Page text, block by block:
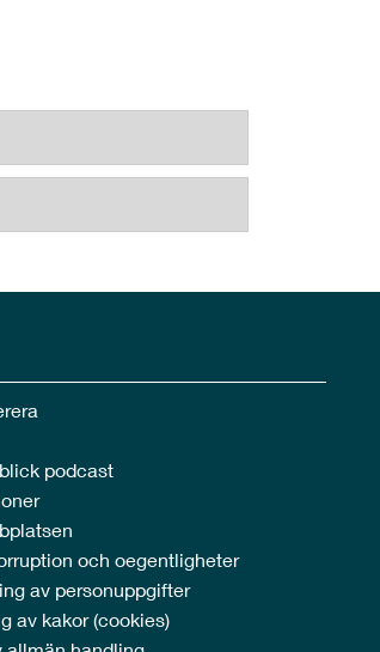
podcast
och oegentligheter
av personuppgifter
av kakor (cookies)